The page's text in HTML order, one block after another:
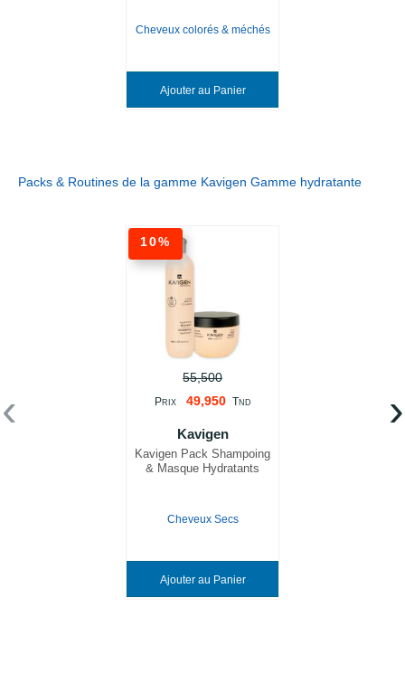
Cheveux colorés & méchés
Ajouter au Panier
Packs & Routines de la gamme Kavigen Gamme hydratante
10%
55,500
PRIX 49,950 TND
Kavigen
Kavigen Pack Shampoing
& Masque Hydratants
Cheveux Secs
Ajouter au Panier
‹ ›